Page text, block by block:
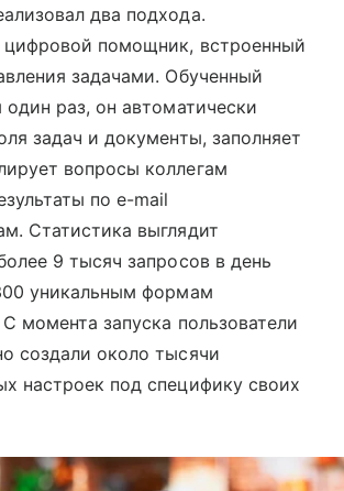
два подхода.
помощник, встроенный
задачами. Обученный
один раз, он автоматически
задач и документы, заполняет
вопросы коллегам
по e-mail
Статистика выглядит
9 тысяч запросов в день
уникальным формам
момента запуска пользователи
создали около тысячи
настроек под специфику своих